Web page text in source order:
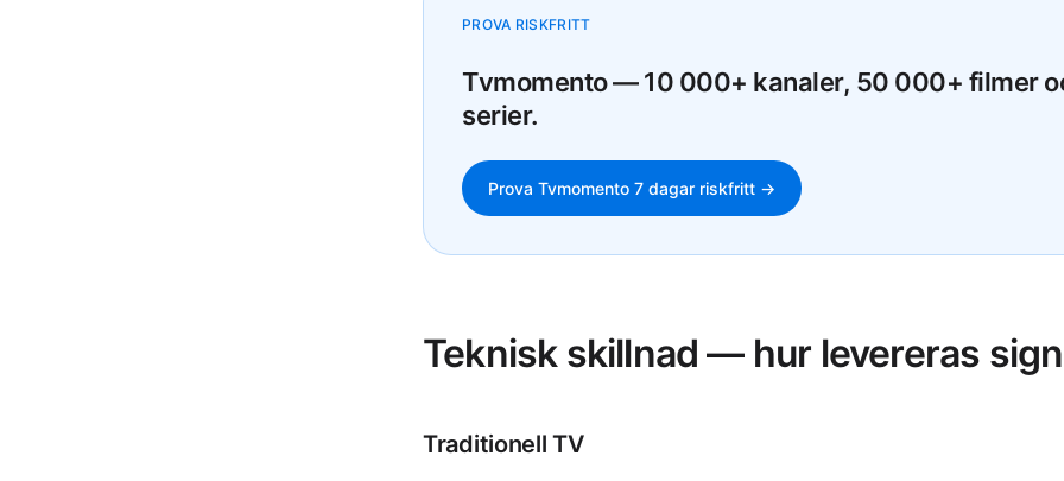
PROVA RISKFRITT
Tvmomento — 10 000+ kanaler, 50 000+ filmer
serier.
Prova Tvmomento 7 dagar riskfritt →
Teknisk skillnad — hur levereras
Traditionell TV